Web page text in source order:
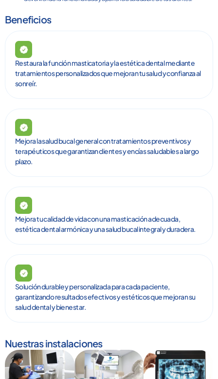
Beneficios
Restaura la función masticatoria y la estética dental mediante
tratamientos personalizados que mejoran tu salud y confianza al
sonreír.
Mejora la salud bucal general con tratamientos preventivos y
terapéuticos que garantizan dientes y encías saludables a largo
plazo.
Mejora tu calidad de vida con una masticación adecuada,
estética dental armónica y una salud bucal integral y duradera.
Solución durable y personalizada para cada paciente,
garantizando resultados efectivos y estéticos que mejoran su
salud dental y bienestar.
Nuestras instalaciones